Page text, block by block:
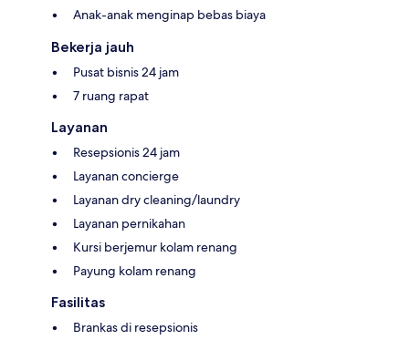
Anak-anak menginap bebas biaya
Bekerja jauh
Pusat bisnis 24 jam
7 ruang rapat
Layanan
Resepsionis 24 jam
Layanan concierge
Layanan dry cleaning/laundry
Layanan pernikahan
Kursi berjemur kolam renang
Payung kolam renang
Fasilitas
Brankas di resepsionis